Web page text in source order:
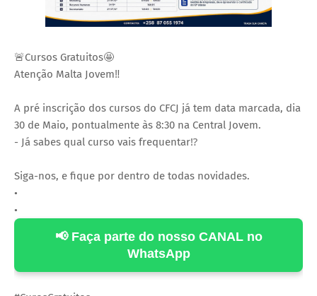
🚨Cursos Gratuitos🤩
Atenção Malta Jovem‼️
A pré inscrição dos cursos do CFCJ já tem data marcada, dia
30 de Maio, pontualmente às 8:30 na Central Jovem.
- Já sabes qual curso vais frequentar⁉️
Siga-nos, e fique por dentro de todas novidades.
•
•
📢 Faça parte do nosso CANAL no
WhatsApp